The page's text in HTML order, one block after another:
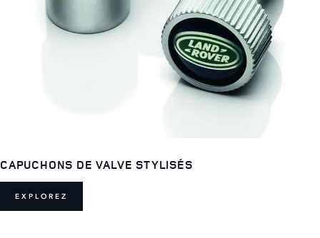
CAPUCHONS DE VALVE STYLISÉS
EXPLOREZ